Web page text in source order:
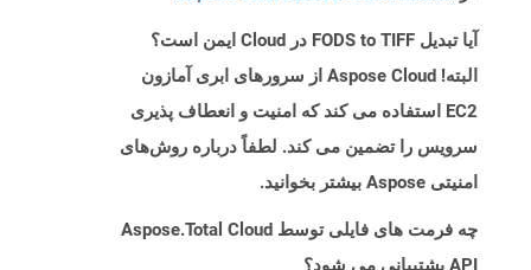
آیا تبدیل FODS to TIFF در Cloud ایمن است؟
البته! Aspose Cloud از سرورهای ابری آمازون
EC2 استفاده می کند که امنیت و انعطاف پذیری
سرویس را تضمین می کند. لطفاً درباره روش‌های
امنیتی Aspose بیشتر بخوانید.
چه فرمت های فایلی توسط Aspose.Total Cloud
API پشتیبانی می شود؟